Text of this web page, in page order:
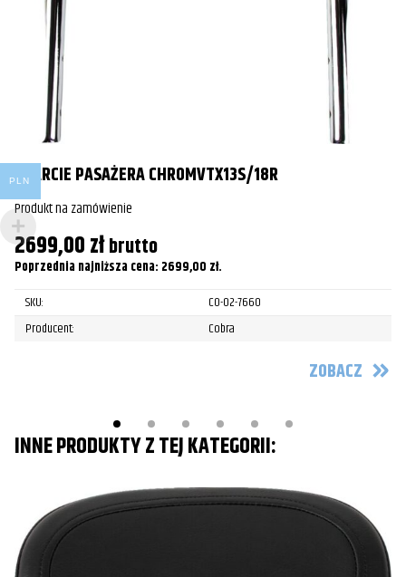
OPARCIE PASAŻERA CHROMVTX13S/18R
Produkt na zamówienie
2699,00złbrutto
Poprzednia najniższa cena: 2699,00 zł.
SKU:
CO-02-7660
Producent:
Cobra
ZOBACZ
INNE PRODUKTY Z TEJ KATEGORII:
PLN